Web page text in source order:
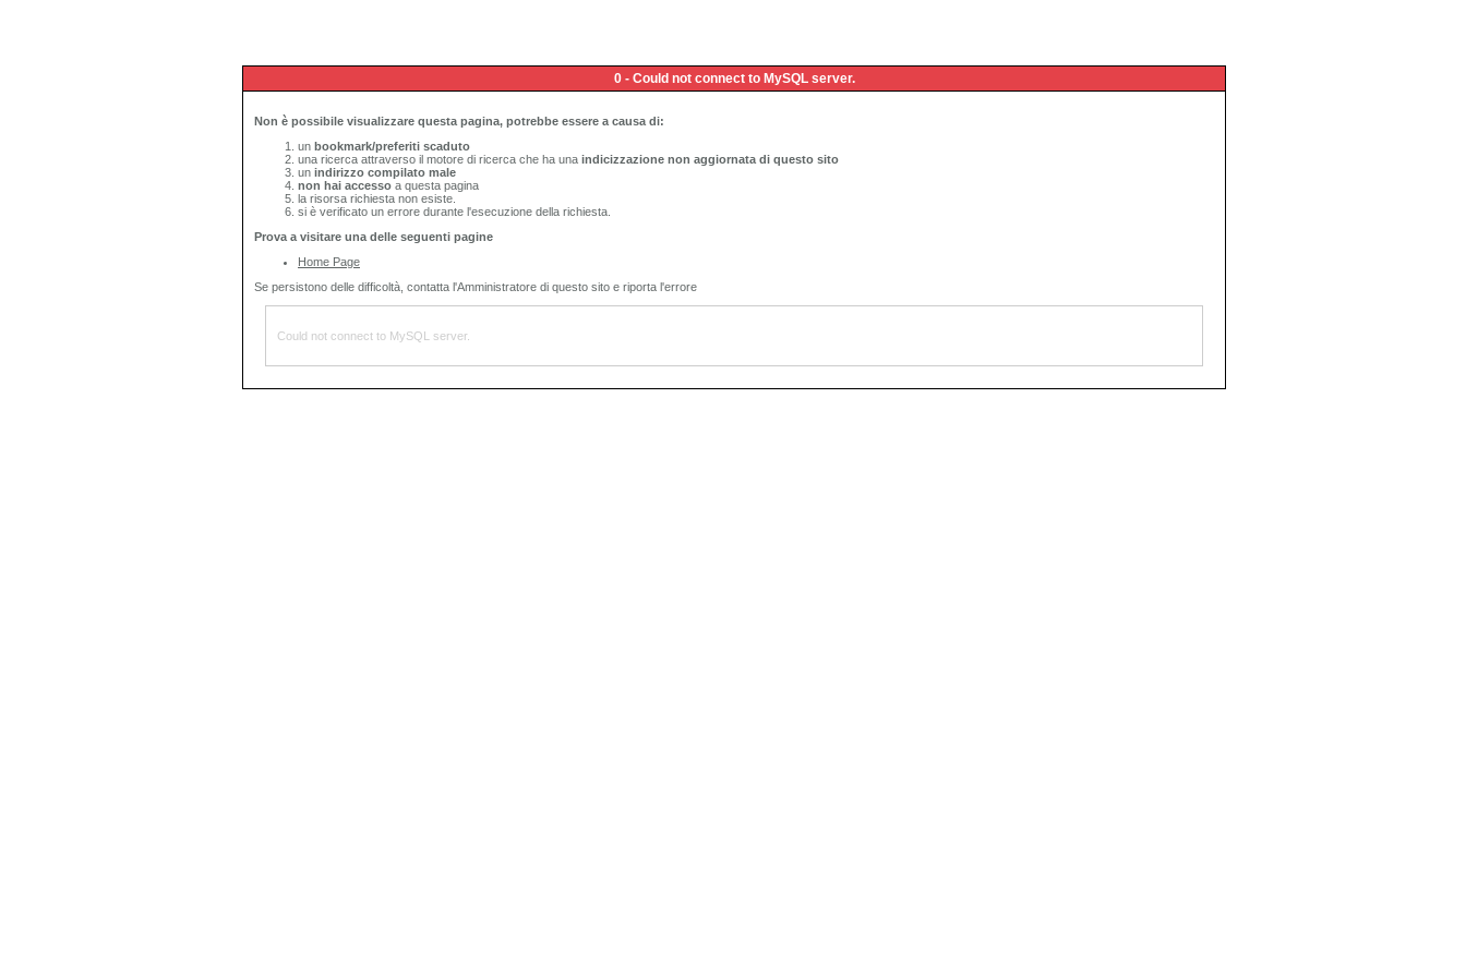
0 - Could not connect to MySQL server.
Non è possibile visualizzare questa pagina, potrebbe essere a causa di:
un bookmark/preferiti scaduto
una ricerca attraverso il motore di ricerca che ha una indicizzazione non aggiornata di questo sito
un indirizzo compilato male
non hai accesso a questa pagina
la risorsa richiesta non esiste.
si è verificato un errore durante l'esecuzione della richiesta.
Prova a visitare una delle seguenti pagine
Home Page
Se persistono delle difficoltà, contatta l'Amministratore di questo sito e riporta l'errore
Could not connect to MySQL server.